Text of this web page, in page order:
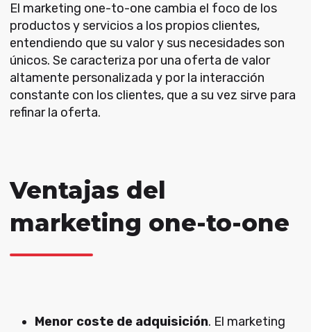
El marketing one-to-one cambia el foco de los
productos y servicios a los propios clientes,
entendiendo que su valor y sus necesidades son
únicos. Se caracteriza por una oferta de valor
altamente personalizada y por la interacción
constante con los clientes, que a su vez sirve para
refinar la oferta.
Ventajas del
marketing one-to-one
Menor coste de adquisición. El marketing